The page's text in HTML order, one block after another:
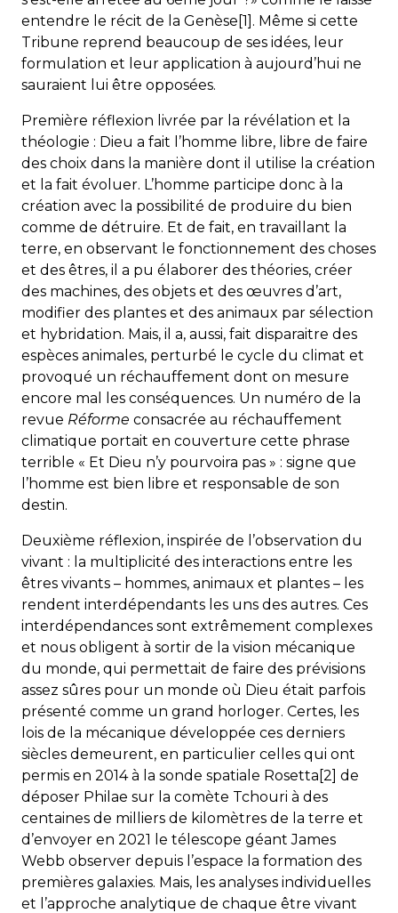
entendre le récit de la Genèse[1]. Même si cette
Tribune reprend beaucoup de ses idées, leur
formulation et leur application à aujourd’hui ne
sauraient lui être opposées.
Première réflexion livrée par la révélation et la
théologie : Dieu a fait l’homme libre, libre de faire
des choix dans la manière dont il utilise la création
et la fait évoluer. L’homme participe donc à la
création avec la possibilité de produire du bien
comme de détruire. Et de fait, en travaillant la
terre, en observant le fonctionnement des choses
et des êtres, il a pu élaborer des théories, créer
des machines, des objets et des œuvres d’art,
modifier des plantes et des animaux par sélection
et hybridation. Mais, il a, aussi, fait disparaitre des
espèces animales, perturbé le cycle du climat et
provoqué un réchauffement dont on mesure
encore mal les conséquences. Un numéro de la
revue Réforme consacrée au réchauffement
climatique portait en couverture cette phrase
terrible « Et Dieu n’y pourvoira pas » : signe que
l’homme est bien libre et responsable de son
destin.
Deuxième réflexion, inspirée de l’observation du
vivant : la multiplicité des interactions entre les
êtres vivants – hommes, animaux et plantes – les
rendent interdépendants les uns des autres. Ces
interdépendances sont extrêmement complexes
et nous obligent à sortir de la vision mécanique
du monde, qui permettait de faire des prévisions
assez sûres pour un monde où Dieu était parfois
présenté comme un grand horloger. Certes, les
lois de la mécanique développée ces derniers
siècles demeurent, en particulier celles qui ont
permis en 2014 à la sonde spatiale Rosetta[2] de
déposer Philae sur la comète Tchouri à des
centaines de milliers de kilomètres de la terre et
d’envoyer en 2021 le télescope géant James
Webb observer depuis l’espace la formation des
premières galaxies. Mais, les analyses individuelles
et l’approche analytique de chaque être vivant